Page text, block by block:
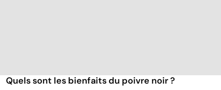
Quels sont les bienfaits du poivre noir ?